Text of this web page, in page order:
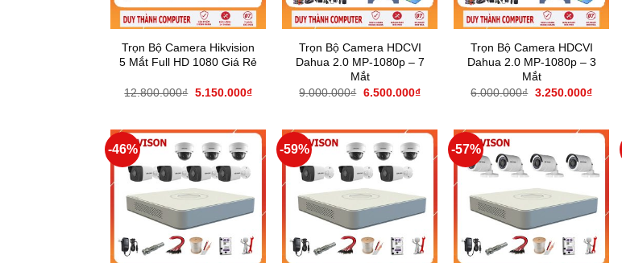
Trọn Bộ Camera Hikvision
5 Mắt Full HD 1080 Giá Rẻ
12.800.000₫ 5.150.000₫
Trọn Bộ Camera HDCVI
Dahua 2.0 MP-1080p – 7
Mắt
9.000.000₫ 6.500.000₫
Trọn Bộ Camera HDCVI
Dahua 2.0 MP-1080p – 3
Mắt
6.000.000₫ 3.250.000₫
-46% -59% -57%